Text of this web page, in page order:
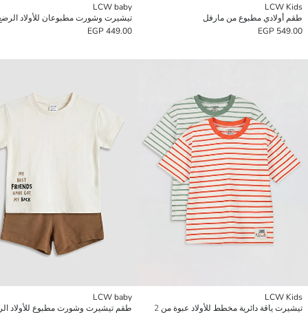
LCW Kids
طقم أولادي مطبوع من مارفل
549.00 EGP
LCW baby
تيشيرت وشورت مطبوعان للأولاد
449.00 EGP
LCW Kids
تيشيرت ياقة دائرية مخطط للأولاد عبوة من 2
LCW baby
طقم تيشيرت وشورت مطبوع للأولاد